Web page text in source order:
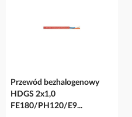
Przewód bezhalogenowy
HDGS 2x1,0
FE180/PH120/E9...